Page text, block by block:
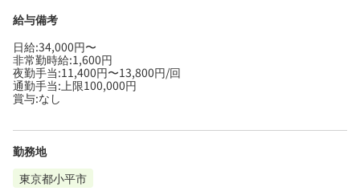
給与備考
日給:34,000円〜
非常勤時給:1,600円
夜勤手当:11,400円〜13,800円/回
通勤手当:上限100,000円
賞与:なし
勤務地
東京都小平市